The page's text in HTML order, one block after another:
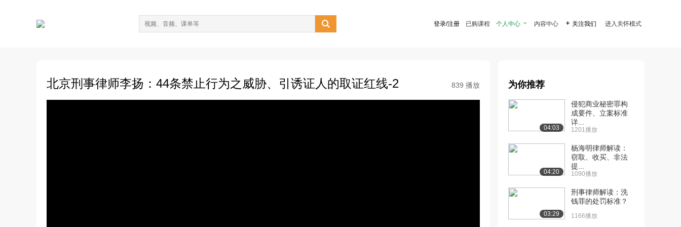
 登录/注册 已购课程 个人中心  内容中心  关注我们 进入关怀模式
北京刑事律师李扬：44条禁止行为之威胁、引诱证人的取证红线-2 839 播放 为你推荐
04:03
侵犯商业秘密罪构
成要件、立案标准
详...
1201播放
04:20
杨海明律师解读：
窃取、收买、非法
提...
1090播放
03:29
刑事律师解读：洗
钱罪的处罚标准？
1166播放